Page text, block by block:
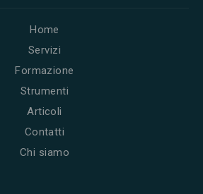
Home
Servizi
Formazione
Strumenti
Articoli
Contatti
Chi siamo